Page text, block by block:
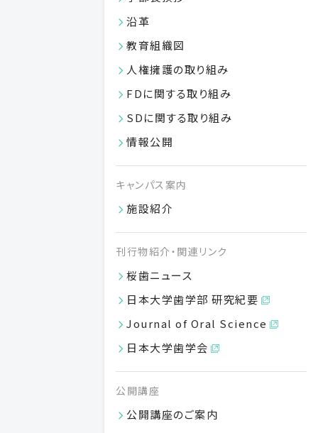
沿革
教育組織図
人権擁護の取り組み
FDに関する取り組み
SDに関する取り組み
情報公開
キャンパス案内
施設紹介
刊行物紹介・関連リンク
桜歯ニュース
日本大学歯学部 研究紀要
Journal of Oral Science
日本大学歯学会
公開講座
公開講座のご案内
令和８年度第３回進学相談会（8/23開催）申込必